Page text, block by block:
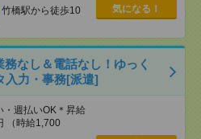
竹橋駅から徒歩10
気になる！
務なし＆電話なし！ゆっく
入力・事務[派遣]
週払いOK＊昇給
（時給1,700